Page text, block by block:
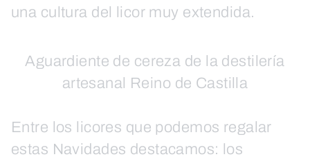
una cultura del licor muy extendida.
Aguardiente de cereza de la destilería
artesanal Reino de Castilla
Entre los licores que podemos regalar
estas Navidades destacamos: los